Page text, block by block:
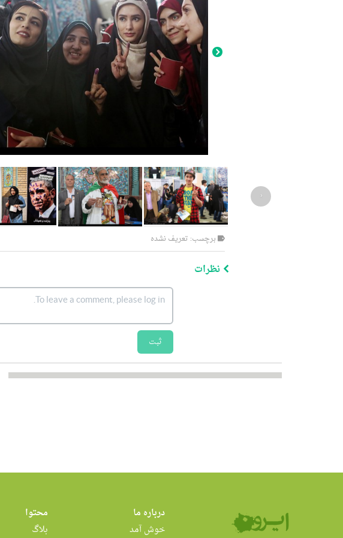
‹
برچسب: تعریف نشده
نظرات
ثبت
درباره ما
خوش آمد
محتوا
بلاگ